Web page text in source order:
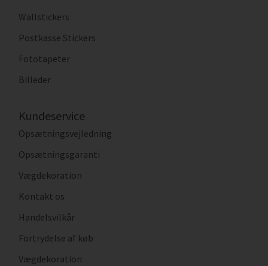
Wallstickers
Postkasse Stickers
Fototapeter
Billeder
Kundeservice
Opsætningsvejledning
Opsætningsgaranti
Vægdekoration
Kontakt os
Handelsvilkår
Fortrydelse af køb
Vægdekoration